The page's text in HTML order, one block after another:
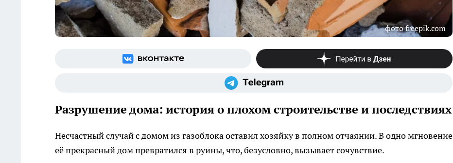
фото freepik.com
Разрушение дома: история о плохом строительстве и последствиях
Несчастный случай с домом из газоблока оставил хозяйку в полном отчаянии. В одно мгновение
её прекрасный дом превратился в руины, что, безусловно, вызывает сочувствие.